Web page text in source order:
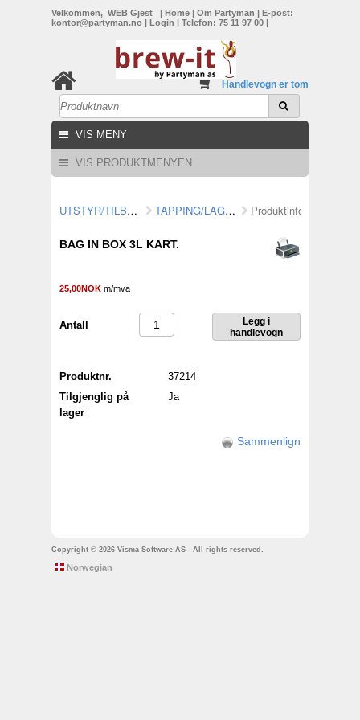
Velkommen, WEB Gjest | Home | Om Partyman | E-post:
kontor@partyman.no | Login | Telefon: 75 11 97 00 |
Handlevogn er tom
VIS MENY
VIS PRODUKTMENYEN
UTSTYR/TILBEHØR TAPPING/LAGRING Produktinformasjon
BAG IN BOX 3L KART.
25,00NOK m/mva
Antall
Produktnr.
37214
Tilgjenglig på
lager
Ja
Sammenlign
Copyright © 2026 Visma Software AS - All rights reserved.
Norwegian